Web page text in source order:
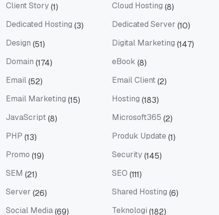
Client Story(1) Cloud Hosting (8)
Dedicated Hosting (3) Dedicated Server (10)
Design (51) Digital Marketing (147)
Domain (174) eBook (8)
Email(52) Email Client(2)
Email Marketing (15) Hosting (183)
JavaScript(8) Microsoft365 (2)
PHP (13) Produk Update (1)
Promo (19) Security(145)
SEM (21) SEO (111)
Server (26) Shared Hosting (6)
Social Media(69) Teknologi (182)